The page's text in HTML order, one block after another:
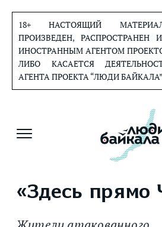
содержанию
18+ НАСТОЯЩИЙ
ПРОИЗВЕДЕН, РАСПРОСТРАНЕН
ИНОСТРАННЫМ АГЕНТОМ
ЛИБО КАСАЕТСЯ
АГЕНТА ПРОЕКТА “ЛЮДИ БАЙКАЛА”
«Здесь прямо